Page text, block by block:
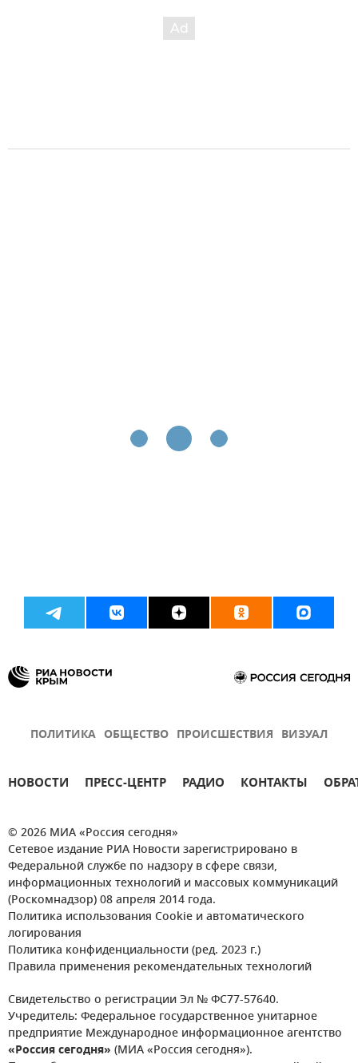
ПОЛИТИКА ОБЩЕСТВО ПРОИСШЕСТВИЯ ВИЗУАЛ
НОВОСТИ ПРЕСС-ЦЕНТР РАДИО КОНТАКТЫ
© 2026 МИА «Россия сегодня»
Сетевое издание РИА Новости зарегистрировано в
Федеральной службе по надзору в сфере связи,
информационных технологий и массовых коммуникаций
(Роскомнадзор) 08 апреля 2014 года.
Политика использования Cookie и автоматического
логирования
Политика конфиденциальности (ред. 2023 г.)
Правила применения рекомендательных технологий
Свидетельство о регистрации Эл № ФС77-57640.
Учредитель: Федеральное государственное унитарное
предприятие Международное информационное агентство
«Россия сегодня» (МИА «Россия сегодня»).